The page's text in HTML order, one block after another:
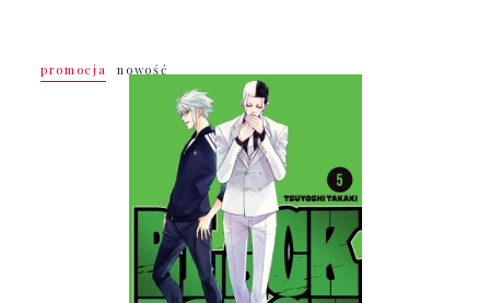
promocja nowość